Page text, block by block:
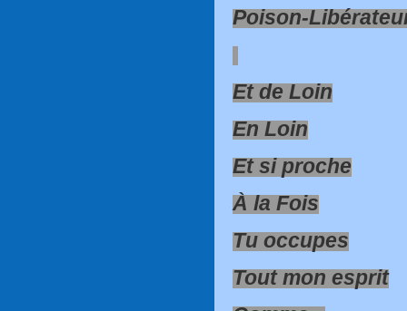
Poison-
Et de Loin
En Loin
Et si proche
À la Fois
Tu occupes
Tout mon esprit